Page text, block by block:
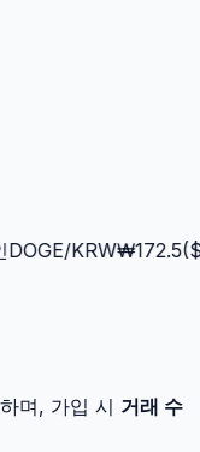
/KRW₩172.5($
며, 가입 시 거래 수